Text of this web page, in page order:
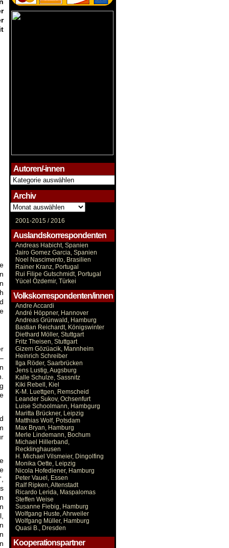
Autoren/-innen
Autoren/-
innen
Archiv
Archiv
2001-2015 /2016
Auslandskorrespondenten
Andreas Habicht, Spanien
Jairo Gomez Garcia, Spanien
Noel Nascimento, Brasilien
Rainer Kranz, Portugal
Rui Filipe Gutschmidt, Portugal
Yücel Özdemir, Türkei
Volkskorrespondenten/innen
Andre Accardi
André Höppner, Hannover
Andreas Grünwald, Hamburg
Bastian Reichardt, Königswinter
Diethard Möller, Stuttgart
Fritz Theisen, Stuttgart
Gizem Gözüacik, Mannheim
Heinrich Schreiber
Ilga Röder, Saarbrücken
Jens Lustig, Augsburg
Kalle Schulze, Sassnitz
Kiki Rebell, Kiel
K-M. Luettgen, Remscheid
Leander Sukov, Ochsenfurt
Luise Schoolmann, Hambgurg
Maritta Brückner, Leipzig
Matthias Wolf, Potsdam
Max Bryan, Hamburg
Merle Lindemann, Bochum
Michael Hillerband,
Recklinghausen
H. Michael Vilsmeier, Dingolfing
Monika Oette, Leipzig
Nicola Hofediener, Hamburg
Peter Vauel, Essen
Ralf Ripken, Altenstadt
Ricardo Lerida, Maspalomas
Steffen Weise
Susanne Fiebig, Hamburg
Wolfgang Huste, Ahrweiler
Wolfgang Müller, Hamburg
Quasi B., Dresden
Kooperationspartner